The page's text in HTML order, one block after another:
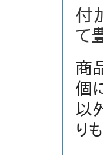
付
て
商
個
以
り